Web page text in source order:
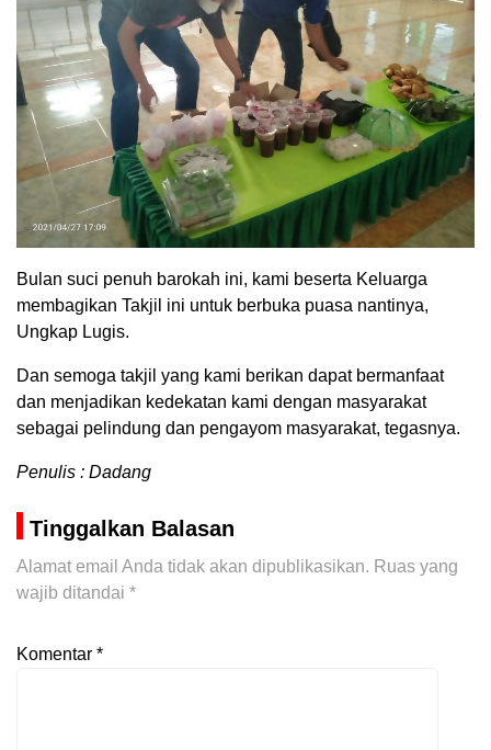
Bulan suci penuh barokah ini, kami beserta Keluarga
membagikan Takjil ini untuk berbuka puasa nantinya,
Ungkap Lugis.
Dan semoga takjil yang kami berikan dapat bermanfaat
dan menjadikan kedekatan kami dengan masyarakat
sebagai pelindung dan pengayom masyarakat, tegasnya.
Penulis : Dadang
Tinggalkan Balasan
Alamat email Anda tidak akan dipublikasikan. Ruas yang
wajib ditandai *
Komentar *